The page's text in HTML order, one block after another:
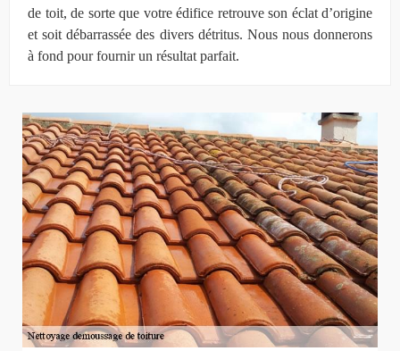
de toit, de sorte que votre édifice retrouve son éclat d’origine
et soit débarrassée des divers détritus. Nous nous donnerons
à fond pour fournir un résultat parfait.